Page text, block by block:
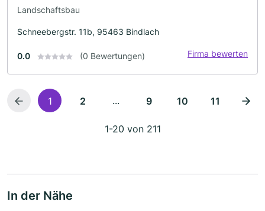
Landschaftsbau
Schneebergstr. 11b, 95463 Bindlach
0.0 (0 Bewertungen) Firma bewerten
1 2 ... 9 10 11
1-20 von 211
In der Nähe